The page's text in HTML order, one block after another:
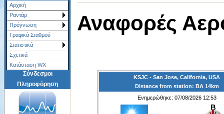
Αρχική
Ραντάρ
Πρόγνωση
Γραφικά Σταθμού
Στατιστικά
Σχετικά
Κατάσταση WX
Σύνδεσμοι
Πληροφόρηση
Αναφορές
KSJC - San Jose, California, USA
Distance from station: ΒΑ 14km
Ενημερώθηκε: 07/08/2026 12:53